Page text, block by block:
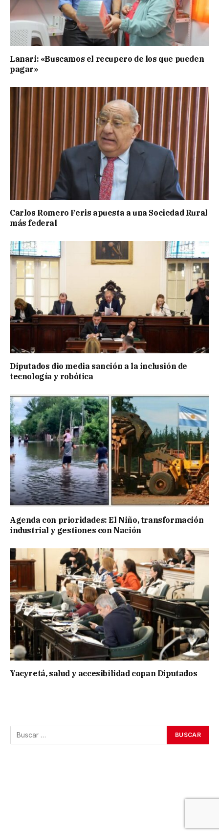
Lanari: «Buscamos el recupero de los que pueden
pagar»
Carlos Romero Feris apuesta a una Sociedad Rural
más federal
Diputados dio media sanción a la inclusión de
tecnología y robótica
Agenda con prioridades: El Niño, transformación
industrial y gestiones con Nación
Yacyretá, salud y accesibilidad copan Diputados